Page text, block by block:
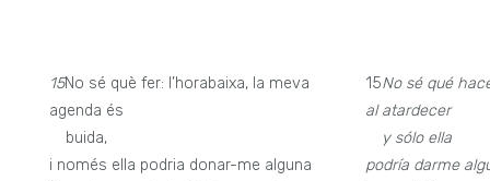
15No sé què fer: l’horabaixa, la meva
agenda és
buida,
i només ella podria donar-me alguna
15No sé qué
al atardecer
y sólo ella
podría darme